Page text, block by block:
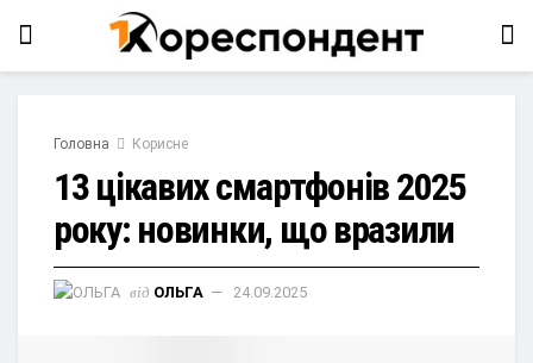
Головна Корисне
13 цікавих смартфонів 2025
року: новинки, що вразили
від ОЛЬГА 24.09.2025